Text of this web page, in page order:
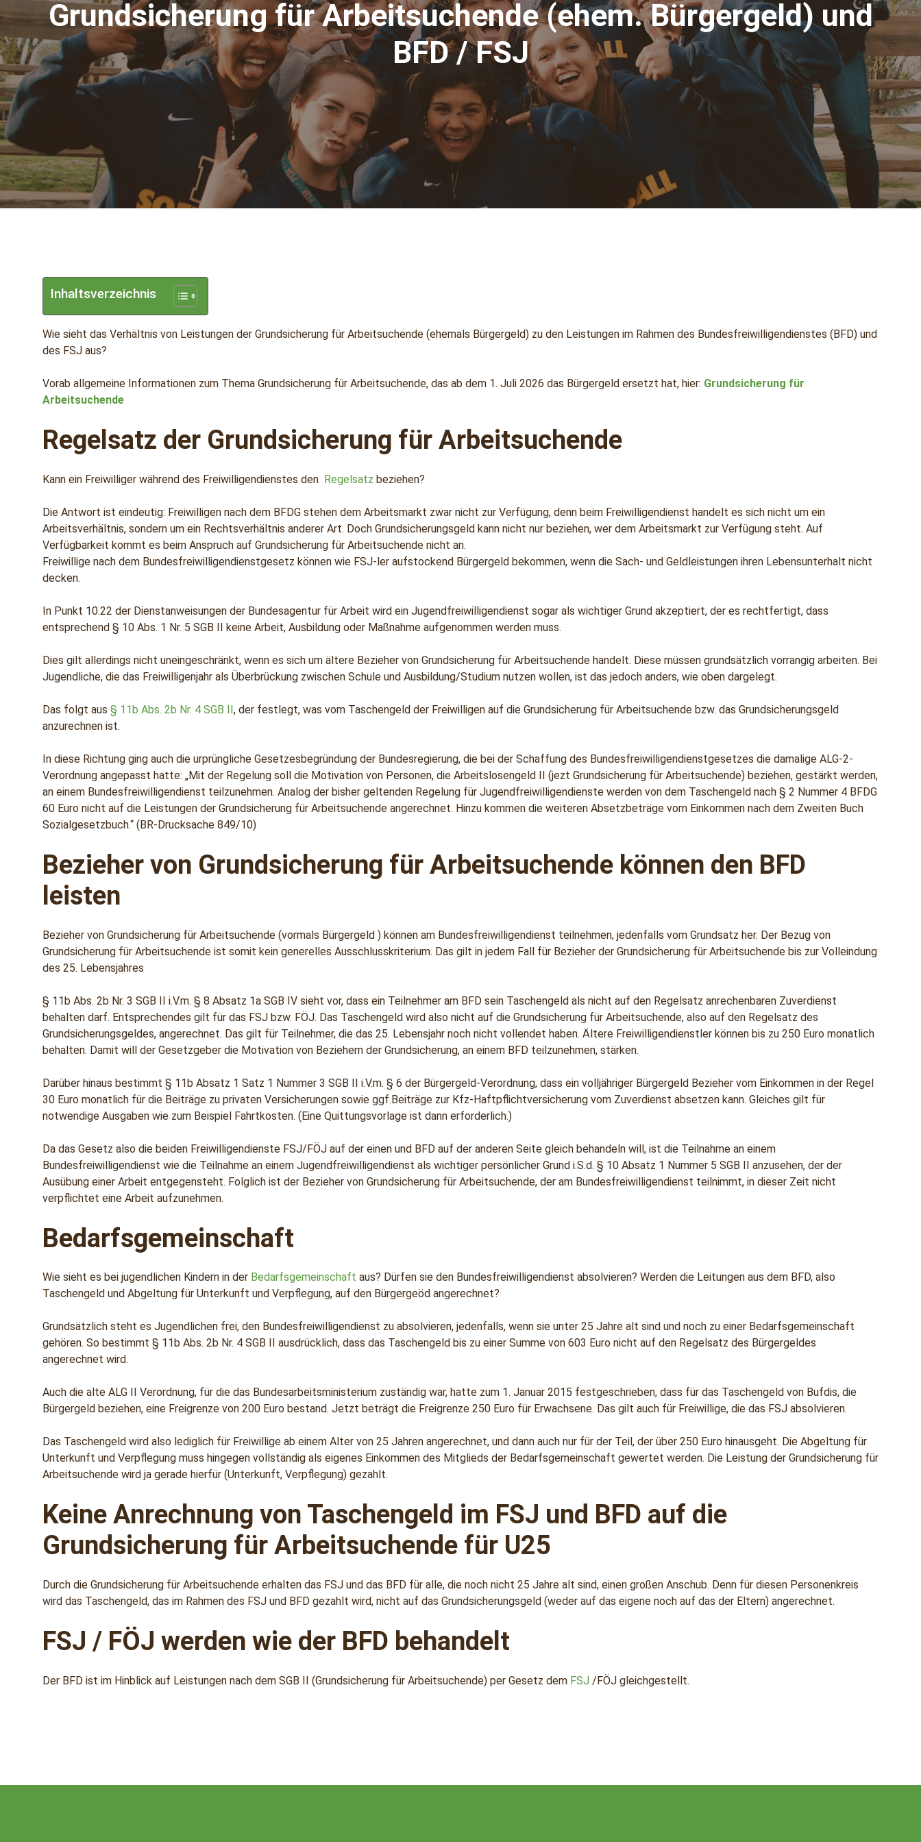
Grundsicherung für Arbeitsuchende (ehem. Bürgergeld) und
BFD / FSJ
Inhaltsverzeichnis
Wie sieht das Verhältnis von Leistungen der Grundsicherung für Arbeitsuchende (ehemals Bürgergeld) zu den Leistungen im Rahmen des Bundesfreiwilligendienstes (BFD) und
des FSJ aus?
Vorab allgemeine Informationen zum Thema Grundsicherung für Arbeitsuchende, das ab dem 1. Juli 2026 das Bürgergeld ersetzt hat, hier: Grundsicherung für
Arbeitsuchende
Regelsatz der Grundsicherung für Arbeitsuchende
Kann ein Freiwilliger während des Freiwilligendienstes den Regelsatz beziehen?
Die Antwort ist eindeutig: Freiwilligen nach dem BFDG stehen dem Arbeitsmarkt zwar nicht zur Verfügung, denn beim Freiwilligendienst handelt es sich nicht um ein
Arbeitsverhältnis, sondern um ein Rechtsverhältnis anderer Art. Doch Grundsicherungsgeld kann nicht nur beziehen, wer dem Arbeitsmarkt zur Verfügung steht. Auf
Verfügbarkeit kommt es beim Anspruch auf Grundsicherung für Arbeitsuchende nicht an.
Freiwillige nach dem Bundesfreiwilligendienstgesetz können wie FSJ-ler aufstockend Bürgergeld bekommen, wenn die Sach- und Geldleistungen ihren Lebensunterhalt nicht
decken.
In Punkt 10.22 der Dienstanweisungen der Bundesagentur für Arbeit wird ein Jugendfreiwilligendienst sogar als wichtiger Grund akzeptiert, der es rechtfertigt, dass
entsprechend § 10 Abs. 1 Nr. 5 SGB II keine Arbeit, Ausbildung oder Maßnahme aufgenommen werden muss.
Dies gilt allerdings nicht uneingeschränkt, wenn es sich um ältere Bezieher von Grundsicherung für Arbeitsuchende handelt. Diese müssen grundsätzlich vorrangig arbeiten. Bei
Jugendliche, die das Freiwilligenjahr als Überbrückung zwischen Schule und Ausbildung/Studium nutzen wollen, ist das jedoch anders, wie oben dargelegt.
Das folgt aus § 11b Abs. 2b Nr. 4 SGB II, der festlegt, was vom Taschengeld der Freiwilligen auf die Grundsicherung für Arbeitsuchende bzw. das Grundsicherungsgeld
anzurechnen ist.
In diese Richtung ging auch die urprüngliche Gesetzesbegründung der Bundesregierung, die bei der Schaffung des Bundesfreiwilligendienstgesetzes die damalige ALG-2-
Verordnung angepasst hatte: „Mit der Regelung soll die Motivation von Personen, die Arbeitslosengeld II (jezt Grundsicherung für Arbeitsuchende) beziehen, gestärkt werden,
an einem Bundesfreiwilligendienst teilzunehmen. Analog der bisher geltenden Regelung für Jugendfreiwilligendienste werden von dem Taschengeld nach § 2 Nummer 4 BFDG
60 Euro nicht auf die Leistungen der Grundsicherung für Arbeitsuchende angerechnet. Hinzu kommen die weiteren Absetzbeträge vom Einkommen nach dem Zweiten Buch
Sozialgesetzbuch.“ (BR-Drucksache 849/10)
Bezieher von Grundsicherung für Arbeitsuchende können den BFD
leisten
Bezieher von Grundsicherung für Arbeitsuchende (vormals Bürgergeld ) können am Bundesfreiwilligendienst teilnehmen, jedenfalls vom Grundsatz her. Der Bezug von
Grundsicherung für Arbeitsuchende ist somit kein generelles Ausschlusskriterium. Das gilt in jedem Fall für Bezieher der Grundsicherung für Arbeitsuchende bis zur Volleindung
des 25. Lebensjahres
§ 11b Abs. 2b Nr. 3 SGB II i.V.m. § 8 Absatz 1a SGB IV sieht vor, dass ein Teilnehmer am BFD sein Taschengeld als nicht auf den Regelsatz anrechenbaren Zuverdienst
behalten darf. Entsprechendes gilt für das FSJ bzw. FÖJ. Das Taschengeld wird also nicht auf die Grundsicherung für Arbeitsuchende, also auf den Regelsatz des
Grundsicherungsgeldes, angerechnet. Das gilt für Teilnehmer, die das 25. Lebensjahr noch nicht vollendet haben. Ältere Freiwilligendienstler können bis zu 250 Euro monatlich
behalten. Damit will der Gesetzgeber die Motivation von Beziehern der Grundsicherung, an einem BFD teilzunehmen, stärken.
Darüber hinaus bestimmt § 11b Absatz 1 Satz 1 Nummer 3 SGB II i.V.m. § 6 der Bürgergeld-Verordnung, dass ein volljähriger Bürgergeld Bezieher vom Einkommen in der Regel
30 Euro monatlich für die Beiträge zu privaten Versicherungen sowie ggf.Beiträge zur Kfz-Haftpflichtversicherung vom Zuverdienst absetzen kann. Gleiches gilt für
notwendige Ausgaben wie zum Beispiel Fahrtkosten. (Eine Quittungsvorlage ist dann erforderlich.)
Da das Gesetz also die beiden Freiwilligendienste FSJ/FÖJ auf der einen und BFD auf der anderen Seite gleich behandeln will, ist die Teilnahme an einem
Bundesfreiwilligendienst wie die Teilnahme an einem Jugendfreiwilligendienst als wichtiger persönlicher Grund i.S.d. § 10 Absatz 1 Nummer 5 SGB II anzusehen, der der
Ausübung einer Arbeit entgegensteht. Folglich ist der Bezieher von Grundsicherung für Arbeitsuchende, der am Bundesfreiwilligendienst teilnimmt, in dieser Zeit nicht
verpflichtet eine Arbeit aufzunehmen.
Bedarfsgemeinschaft
Wie sieht es bei jugendlichen Kindern in der Bedarfsgemeinschaft aus? Dürfen sie den Bundesfreiwilligendienst absolvieren? Werden die Leitungen aus dem BFD, also
Taschengeld und Abgeltung für Unterkunft und Verpflegung, auf den Bürgergeöd angerechnet?
Grundsätzlich steht es Jugendlichen frei, den Bundesfreiwilligendienst zu absolvieren, jedenfalls, wenn sie unter 25 Jahre alt sind und noch zu einer Bedarfsgemeinschaft
gehören. So bestimmt § 11b Abs. 2b Nr. 4 SGB II ausdrücklich, dass das Taschengeld bis zu einer Summe von 603 Euro nicht auf den Regelsatz des Bürgergeldes
angerechnet wird.
Auch die alte ALG II Verordnung, für die das Bundesarbeitsministerium zuständig war, hatte zum 1. Januar 2015 festgeschrieben, dass für das Taschengeld von Bufdis, die
Bürgergeld beziehen, eine Freigrenze von 200 Euro bestand. Jetzt beträgt die Freigrenze 250 Euro für Erwachsene. Das gilt auch für Freiwillige, die das FSJ absolvieren.
Das Taschengeld wird also lediglich für Freiwillige ab einem Alter von 25 Jahren angerechnet, und dann auch nur für der Teil, der über 250 Euro hinausgeht. Die Abgeltung für
Unterkunft und Verpflegung muss hingegen vollständig als eigenes Einkommen des Mitglieds der Bedarfsgemeinschaft gewertet werden. Die Leistung der Grundsicherung für
Arbeitsuchende wird ja gerade hierfür (Unterkunft, Verpflegung) gezahlt.
Keine Anrechnung von Taschengeld im FSJ und BFD auf die
Grundsicherung für Arbeitsuchende für U25
Durch die Grundsicherung für Arbeitsuchende erhalten das FSJ und das BFD für alle, die noch nicht 25 Jahre alt sind, einen großen Anschub. Denn für diesen Personenkreis
wird das Taschengeld, das im Rahmen des FSJ und BFD gezahlt wird, nicht auf das Grundsicherungsgeld (weder auf das eigene noch auf das der Eltern) angerechnet.
FSJ / FÖJ werden wie der BFD behandelt
Der BFD ist im Hinblick auf Leistungen nach dem SGB II (Grundsicherung für Arbeitsuchende) per Gesetz dem FSJ /FÖJ gleichgestellt.